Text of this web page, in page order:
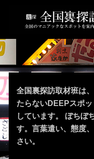
全国裏探訪取材班は
たらないDEEPスポ
しています。 ぼちぼ
す。言葉遣い、態度
さい。